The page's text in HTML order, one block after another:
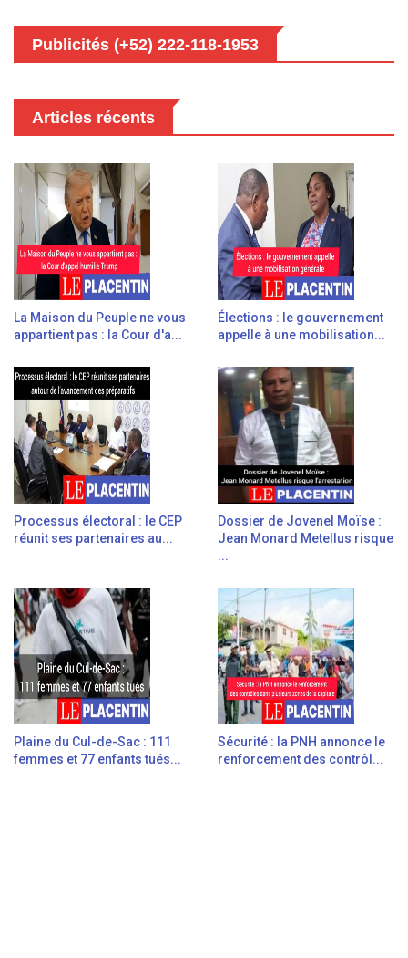
Publicités (+52) 222-118-1953
Articles récents
La Maison du Peuple ne vous
appartient pas : la Cour d'a...
Élections : le gouvernement
appelle à une mobilisation...
Processus électoral : le CEP
réunit ses partenaires au...
Dossier de Jovenel Moïse :
Jean Monard Metellus risque
...
Plaine du Cul-de-Sac : 111
femmes et 77 enfants tués...
Sécurité : la PNH annonce le
renforcement des contrôl...